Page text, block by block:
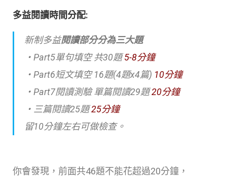
多益閱讀時間分配:
新制多益閱讀部分分為三大題
・Part5單句填空 共30題5-8分鐘
・Part6短文填空 16題(4題x4篇) 10分鐘
・Part7閱讀測驗 單篇閱讀29題20分鐘
・三篇閱讀25題25分鐘
留10分鐘左右可做檢查。
你會發現，前面共46題不能花超過20分鐘，